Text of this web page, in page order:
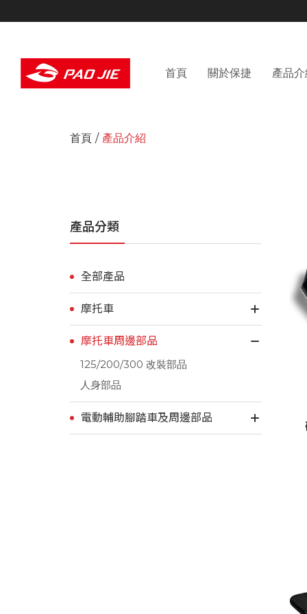
首頁 關於保捷 產品
首頁 產品介紹
產品分類
全部產品
摩托車
摩托車周邊部品
125/200/300 改裝部品
人身部品
電動輔助腳踏車及周邊部品